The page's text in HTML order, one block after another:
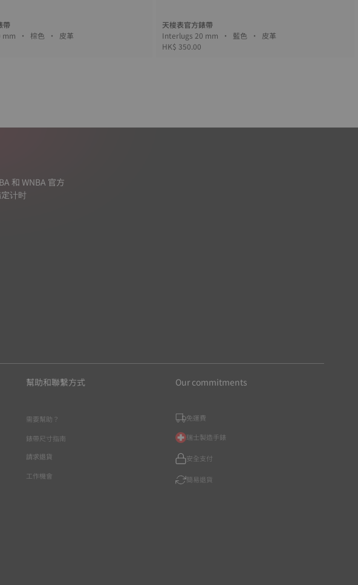
帶
Interlugs 20 mm • 棕色 • 皮革
天梭表官方錶帶
Interlugs 20 mm • 藍色 • 皮革
HK$ 350.00
和 WNBA 官方
计时
幫助和聯繫方式
需要幫助？
錶帶尺寸指南
請求退貨
工作機會
Our commitments
免運費
瑞士製造手錶
安全支付
簡易退貨